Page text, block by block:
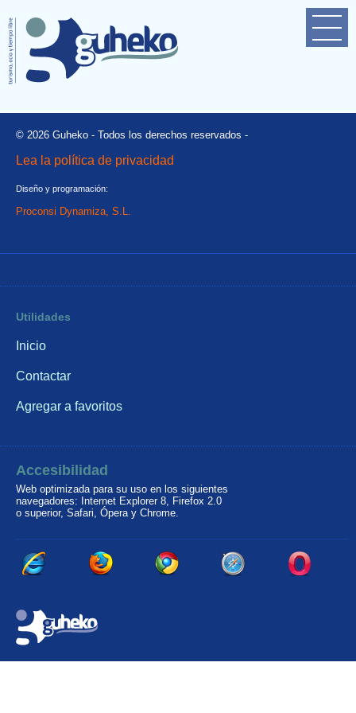
© 2026 Guheko - Todos los derechos reservados -
Lea la política de privacidad
Diseño y programación:
Proconsi Dynamiza, S.L.
Utilidades
Inicio
Contactar
Agregar a favoritos
Accesibilidad
Web optimizada para su uso en los siguientes
navegadores: Internet Explorer 8, Firefox 2.0
o superior, Safari, Ópera y Chrome.